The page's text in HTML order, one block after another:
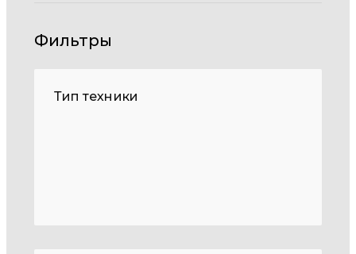
Фильтры
Тип техники